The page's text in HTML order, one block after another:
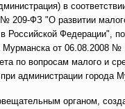
в
209-ФЗ "О развитии
Российской Федерации",
Мурманска от 06.08.2008 №
по вопросам малого и
администрации города
органом,